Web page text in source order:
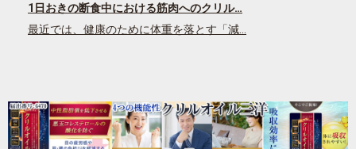
1日おきの断食中における筋肉へのクリル…
最近では、健康のために体重を落とす「減…